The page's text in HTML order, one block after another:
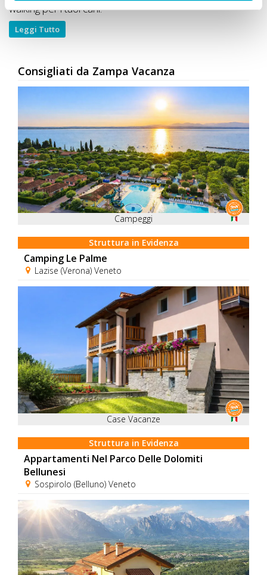
walking per i tuoi cani.
Leggi Tutto
Consigliati da Zampa Vacanza
Campeggi
Struttura in Evidenza
Camping Le Palme
Lazise (Verona) Veneto
Case Vacanze
Struttura in Evidenza
Appartamenti Nel Parco Delle Dolomiti
Bellunesi
Sospirolo (Belluno) Veneto